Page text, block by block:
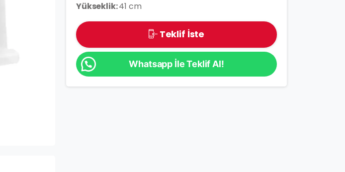
Yükseklik:41 cm
Teklif İste
Whatsapp İle Teklif Al!